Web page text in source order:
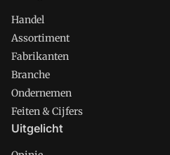
Handel
Assortiment
Fabrikanten
Branche
Ondernemen
Feiten & Cijfers
Uitgelicht